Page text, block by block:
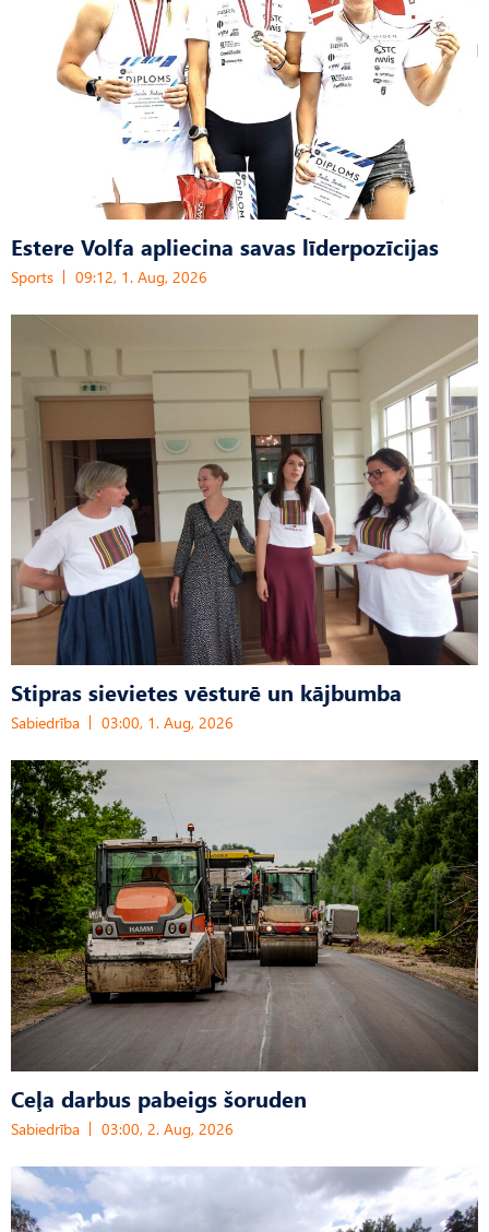
Estere Volfa apliecina savas līderpozīcijas
Sports 09:12, 1. Aug, 2026
Stipras sievietes vēsturē un kājbumba
Sabiedrība 03:00, 1. Aug, 2026
Ceļa darbus pabeigs šoruden
Sabiedrība 03:00, 2. Aug, 2026